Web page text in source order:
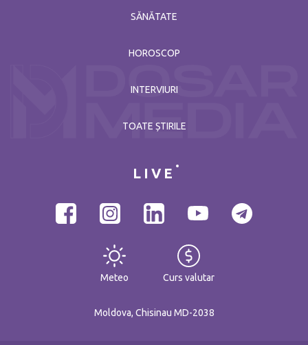
SĂNĂTATE
HOROSCOP
INTERVIURI
TOATE ȘTIRILE
LIVE
Meteo Curs valutar
Moldova, Chisinau MD-2038